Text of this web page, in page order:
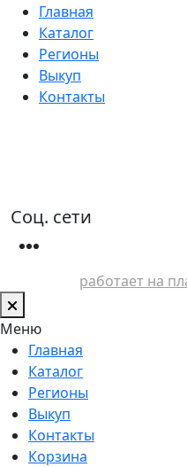
Главная
Каталог
Регионы
Выкуп
Контакты
Соц. сети
работает на
Меню
Главная
Каталог
Регионы
Выкуп
Контакты
Корзина